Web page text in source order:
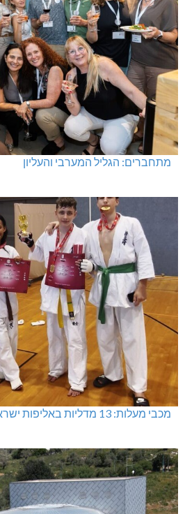
מתחברים: הגליל המערבי והעליון
מכבי מעלות: 13 מדליות באליפות ישראל